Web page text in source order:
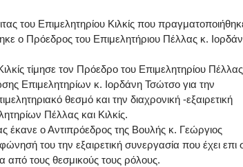
του Επιμελητηρίου Κιλκίς που
ο Πρόεδρος του Επιμελητήριου Πέλλας κ.
τίμησε τον Πρόεδρο του Επιμελητηρίου
Επιμελητηρίων κ. Ιορδάνη Τσώτσο για την
θεσμό και την διαχρονική -εξαιρετική
Πέλλας και Κιλκίς.
έκανε ο Αντιπρόεδρος της Βουλής κ. Γεώργιος
του την εξαιρετική συνεργασία που έχει επι
τους θεσμικούς τους ρόλους.